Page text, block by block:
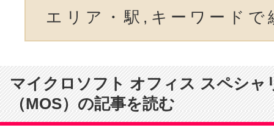
エリア・駅,キーワードで
マイクロソフト オフィス スペシャ
（MOS）の記事を読む